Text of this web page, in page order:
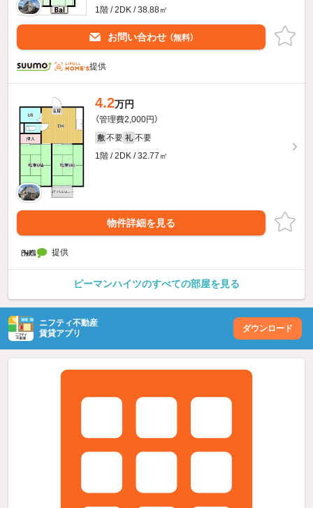
1階 / 2DK / 38.88㎡
お問い合わせ （無料）
提供
4.2万円
（管理費2,000円）
敷 不要 礼 不要
1階 / 2DK / 32.77㎡
物件詳細を見る
提供
ピーマンハイツのすべての部屋を見る
ニフティ不動産
賃貸アプリ
ダウンロード